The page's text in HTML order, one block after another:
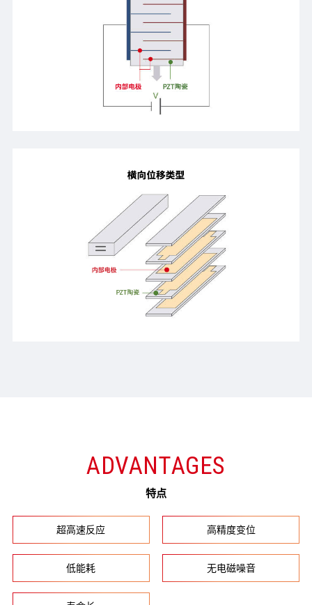
ADVANTAGES
特点
超高速反应 高精度变位
低能耗 无电磁噪音